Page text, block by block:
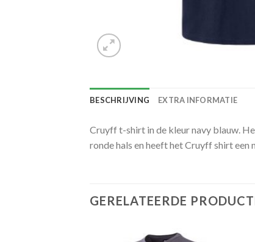
BESCHRIJVING EXTRA INFORMATIE
Cruyff t-shirt in de kleur navy blauw.
ronde hals en heeft het Cruyff shirt een
GERELATEERDE